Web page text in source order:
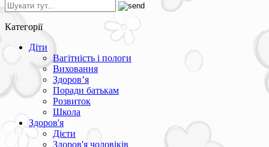
Категорії
Діти
Вагітність і пологи
Виховання
Здоров’я
Поради батькам
Розвиток
Школа
Здоров'я
Дієти
Здоров'я чоловіків